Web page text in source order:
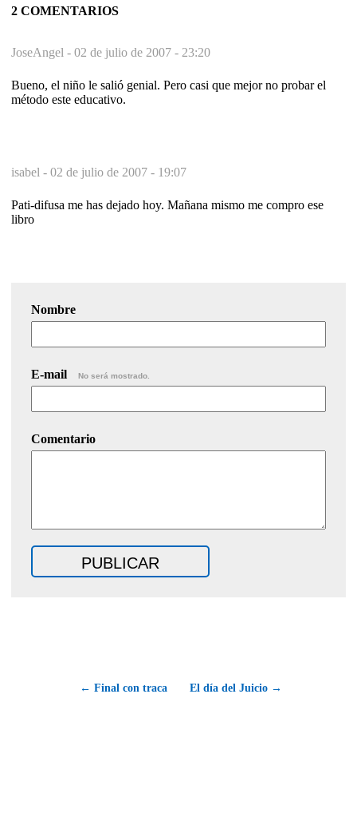
2 COMENTARIOS
JoseAngel - 02 de julio de 2007 - 23:20
Bueno, el niño le salió genial. Pero casi que mejor no probar el
método este educativo.
isabel - 02 de julio de 2007 - 19:07
Pati-difusa me has dejado hoy. Mañana mismo me compro ese
libro
Nombre
E-mail No será mostrado.
Comentario
← Final con traca El día del Juicio →